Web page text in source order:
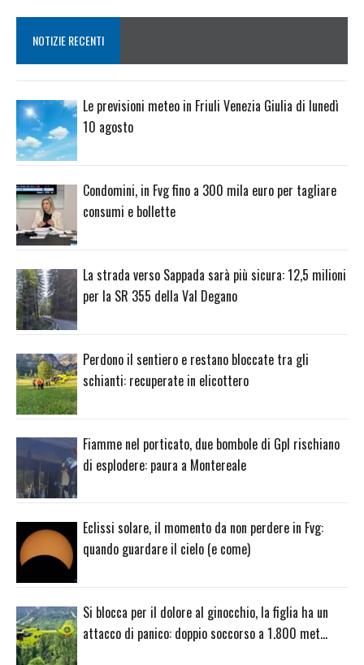
NOTIZIE RECENTI
Le previsioni meteo in Friuli Venezia Giulia di lunedì
10 agosto
Condomini, in Fvg fino a 300 mila euro per tagliare
consumi e bollette
La strada verso Sappada sarà più sicura: 12,5 milioni
per la SR 355 della Val Degano
Perdono il sentiero e restano bloccate tra gli
schianti: recuperate in elicottero
Fiamme nel porticato, due bombole di Gpl rischiano
di esplodere: paura a Montereale
Eclissi solare, il momento da non perdere in Fvg:
quando guardare il cielo (e come)
Si blocca per il dolore al ginocchio, la figlia ha un
attacco di panico: doppio soccorso a 1.800 met…